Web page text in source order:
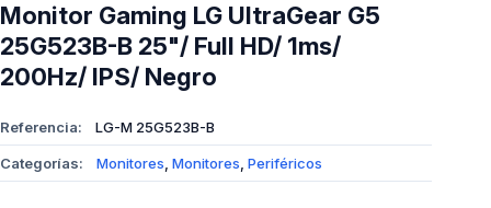
Monitor Gaming LG UltraGear G5
25G523B-B 25"/ Full HD/ 1ms/
200Hz/ IPS/ Negro
Referencia: LG-M 25G523B-B
Categorías: Monitores, Monitores, Periféricos